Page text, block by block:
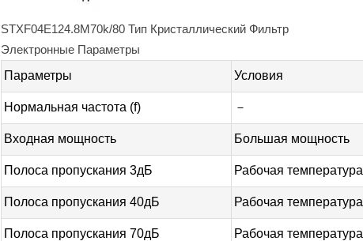
STXF04E124.8M70k/80 Тип Кристаллический Фильтр
Электронные Параметры
Параметры
Условия
Нормальная частота (f) －
Входная мощность Большая мощность
Полоса пропускания 3дБ Рабочая температура
Полоса пропускания 40дБ Рабочая температура
Полоса пропускания 70дБ Рабочая температура